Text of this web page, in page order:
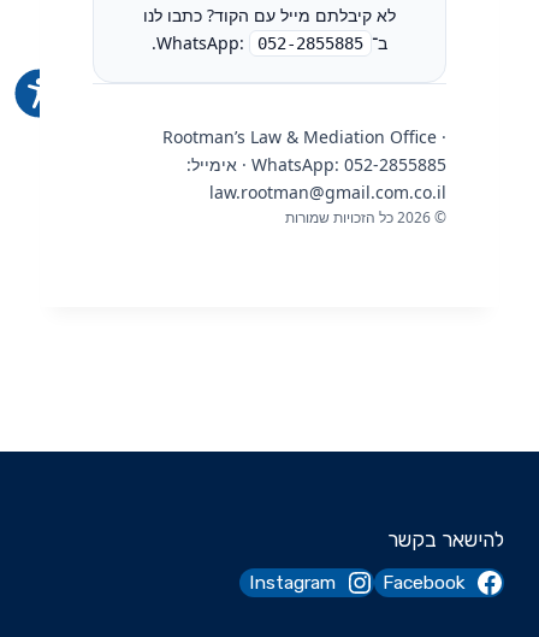
לא קיבלתם מייל עם הקוד? כתבו לנו
ב־WhatsApp: 052-2855885
.
Rootman’s Law & Mediation Office ·
WhatsApp: 052-2855885 · אימייל:
law.rootman@gmail.com.co.il
©
2026כל הזכויות שמורות
להישאר בקשר
Facebook
Instagram